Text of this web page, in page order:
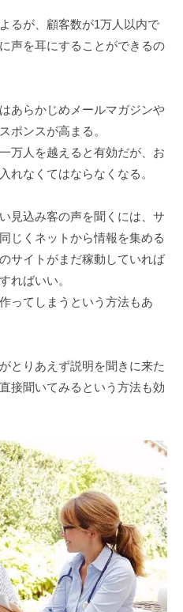
るが、顧客数が1万人以内で
声を耳にすることができるの
あらかじめメールマガジンや
ポンスが高まる。
万人を越えると有効だが、お
れなくてはならなくなる。
見込み客の声を聞くには、サ
じくネットから情報を集める
サイトがまだ稼動していれば
ればいい。
ってしまうという方法もあ
とりあえず説明を聞きに来た
接聞いてみるという方法も効